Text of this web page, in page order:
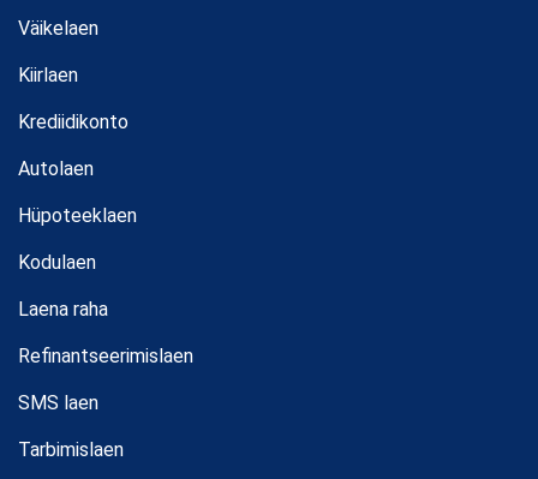
Väikelaen
Kiirlaen
Krediidikonto
Autolaen
Hüpoteeklaen
Kodulaen
Laena raha
Refinantseerimislaen
SMS laen
Tarbimislaen